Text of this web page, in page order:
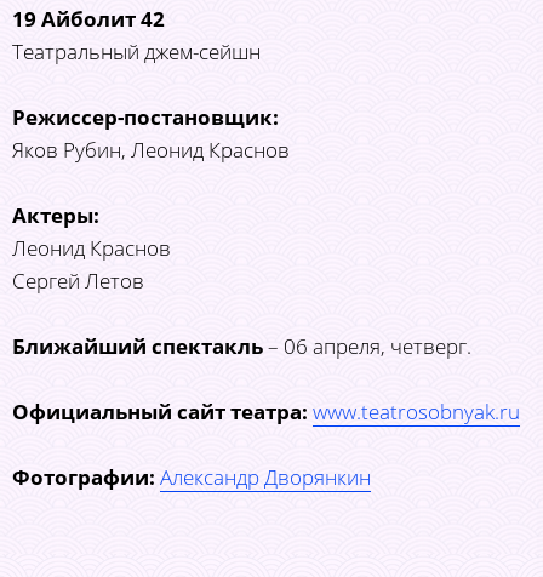
19 Айболит 42
Театральный джем-сейшн
Режиссер-постановщик:
Яков Рубин, Леонид Краснов
Актеры:
Леонид Краснов
Сергей Летов
Ближайший спектакль– 06 апреля, четверг.
Официальный сайт театра: www.teatrosobnyak.ru
Фотографии: Александр Дворянкин